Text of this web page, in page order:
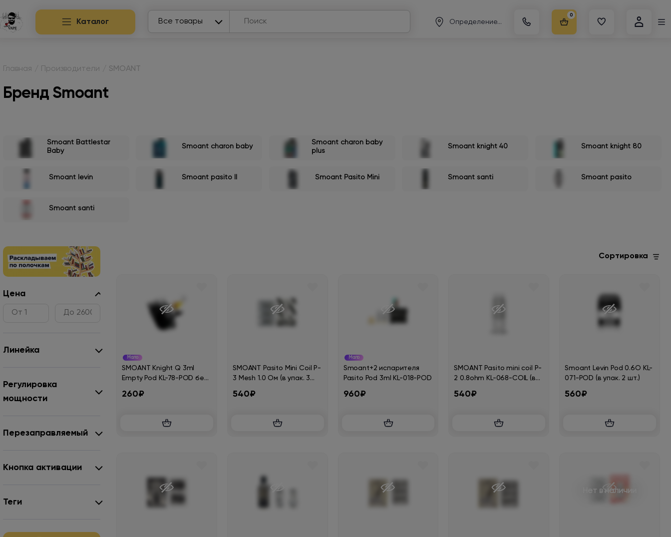
Каталог Все товары
Search
Определение...
0
Главная Производители SMOANT
Бренд Smoant
Smoant Battlestar
Baby
Smoant charon baby
Smoant charon baby
plus
Smoant knight 40 Smoant knight 80
Smoant levin Smoant pasito II Smoant Pasito Mini Smoant santi Smoant pasito
Smoant santi
Цена
Линейка
Регулировка
мощности
Перезаправляемый
Кнопка активации
Теги
Сортировка
Мало
SMOANT Knight Q 3ml
Empty Pod KL-78-POD без
260₽
SMOANT Pasito Mini Coil P-
3 Mesh 1.0 Ом (в упак. 3
540₽
Мало
Smoant+2 испарителя
Pasito Pod 3ml KL-018-POD
960₽
SMOANT Pasito mini coil P-
2 0.8ohm KL-068-COIL (в
540₽
Smoant Levin Pod 0.6O KL-
071-POD (в упак. 2 шт.)
560₽
Нет в наличии